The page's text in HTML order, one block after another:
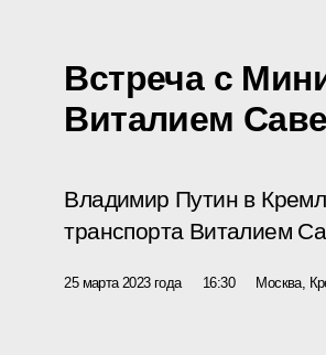
Встреча с
Виталием
Владимир Путин в
транспорта Виталием
25 марта 2023 года 16:30 Москва,